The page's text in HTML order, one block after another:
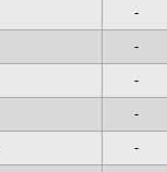
-
-
-
-
-